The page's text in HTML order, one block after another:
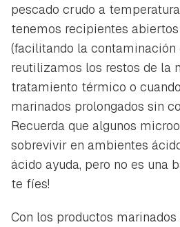
pescado crudo a
tenemos recipientes
(facilitando la contaminación
reutilizamos los restos de la
tratamiento térmico o
marinados prolongados sin
Recuerda que algunos
sobrevivir en ambientes
ácido ayuda, pero no es una
te fíes!
Con los productos